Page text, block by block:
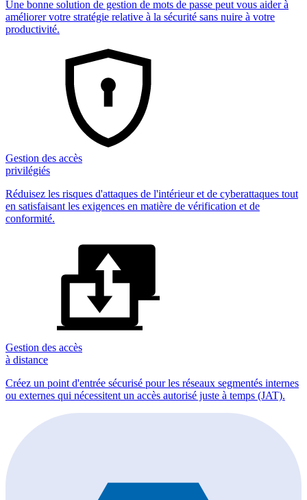
Une bonne solution de gestion de mots de passe peut vous aider à
améliorer votre stratégie relative à la sécurité sans nuire à votre
productivité.
Gestion des accès
privilégiés
Réduisez les risques d'attaques de l'intérieur et de cyberattaques tout
en satisfaisant les exigences en matière de vérification et de
conformité.
Gestion des accès
à distance
Créez un point d'entrée sécurisé pour les réseaux segmentés internes
ou externes qui nécessitent un accès autorisé juste à temps (JAT).